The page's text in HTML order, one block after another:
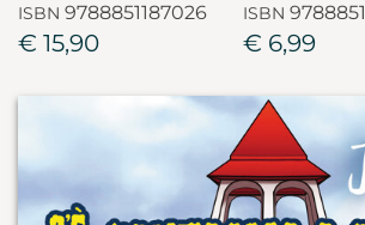
ISBN 9788851187026
€ 15,90
ISBN
€ 6,99